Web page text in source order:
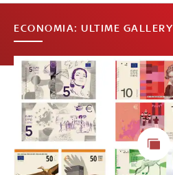
ECONOMIA: ULTIME GALLERY